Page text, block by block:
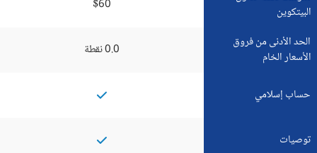
البيتكوين
$60
الحد الأدنى من فروق
الأسعار الخام
0.0 نقطة
حساب إسلامي
توصيات